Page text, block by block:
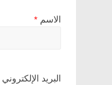
الاسم *
البريد الإلكتروني